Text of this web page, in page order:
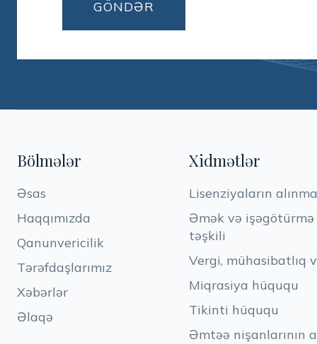
Bölmələr
Əsas
Haqqımızda
Qanunvericilik
Tərəfdaşlarımız
Xəbərlər
Əlaqə
Xidmətlər
Lisenziyaların
Əmək və
təşkili
Vergi, mühasibatlıq
Miqrasiya hüququ
Tikinti hüququ
Əmtəə nişanlarının